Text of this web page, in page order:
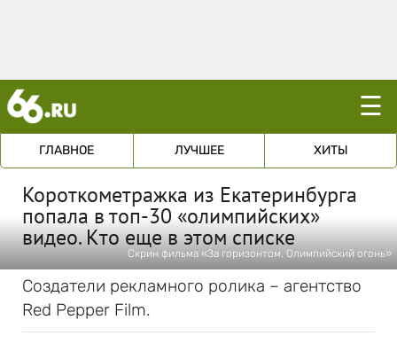
☰
ГЛАВНОЕ ЛУЧШЕЕ ХИТЫ
Короткометражка из Екатеринбурга
попала в топ-30 «олимпийских»
видео. Кто еще в этом списке
Скрин фильма «За горизонтом. Олимпийский огонь»
Создатели рекламного ролика – агентство
Red Pepper Film.